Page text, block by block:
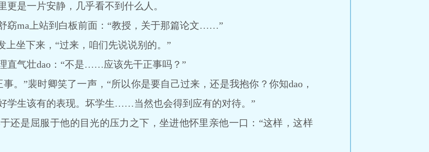
更是一片安静，几乎看不到什么人。
ma上站到白板前面：“教授，关于那篇论文……”
坐下来，“过来，咱们先说说别的。”
气壮dao：“不是……应该先干正事吗？”
”裴时卿笑了一声，“所以你是要自己过来，还是我抱你？你知dao，
学生该有的表现。坏学生……当然也会得到应有的对待。”
是屈服于他的目光的压力之下，坐进他怀里亲他一口：“这样，这样